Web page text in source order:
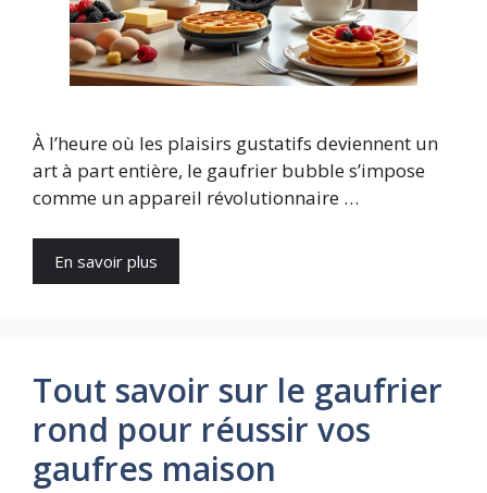
À l’heure où les plaisirs gustatifs deviennent un
art à part entière, le gaufrier bubble s’impose
comme un appareil révolutionnaire …
En savoir plus
Tout savoir sur le gaufrier
rond pour réussir vos
gaufres maison